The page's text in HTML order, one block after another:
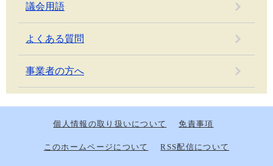
議会用語
よくある質問
事業者の方へ
個人情報の取り扱いについて 免責事項
このホームページについて RSS配信について